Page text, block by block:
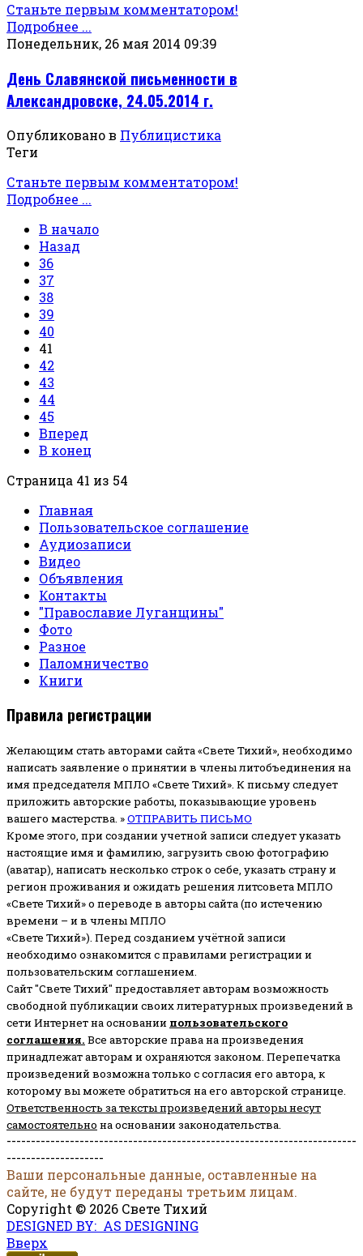
Станьте первым комментатором!
Подробнее ...
Понедельник, 26 мая 2014 09:39
День Славянской письменности в
Александровске, 24.05.2014 г.
Опубликовано в Публицистика
Теги
Станьте первым комментатором!
Подробнее ...
В начало
Назад
36
37
38
39
40
41
42
43
44
45
Вперед
В конец
Страница 41 из 54
Главная
Пользовательское соглашение
Аудиозаписи
Видео
Объявления
Контакты
"Православие Луганщины"
Фото
Разное
Паломничество
Книги
Правила регистрации
Желающим стать авторами сайта «Свете Тихий», необходимо
написать заявление о принятии в члены литобъединения на
имя председателя МПЛО «Свете Тихий». К письму следует
приложить авторские работы, показывающие уровень
вашего мастерства. »ОТПРАВИТЬ ПИСЬМО
Кроме этого, при создании учетной записи следует указать
настоящие имя и фамилию, загрузить свою фотографию
(аватар), написать несколько строк о себе, указать страну и
регион проживания и ожидать решения литсовета МПЛО
«Свете Тихий» о переводе в авторы сайта (по истечению
времени – и в члены МПЛО
«Свете Тихий»). Перед созданием учётной записи
необходимо ознакомится с правилами регистрации и
пользовательским соглашением.
Сайт "Свете Тихий" предоставляет авторам возможность
свободной публикации своих литературных произведений в
сети Интернет на основании пользовательского
соглашения. Все авторские права на произведения
принадлежат авторам и охраняются законом. Перепечатка
произведений возможна только с согласия его автора, к
которому вы можете обратиться на его авторской странице.
Ответственность за тексты произведений авторы несут
самостоятельно на основании законодательства.
------------------------------------------------------------------------
--------------------
Ваши персональные данные, оставленные на
сайте, не будут переданы третьим лицам.
Copyright © 2026 Свете Тихий
DESIGNED BY: AS DESIGNING
Вверх